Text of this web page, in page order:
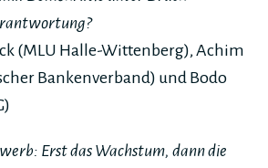
(MLU Halle-Wittenberg), Achim
Bankenverband) und Bodo
Erst das Wachstum, dann die